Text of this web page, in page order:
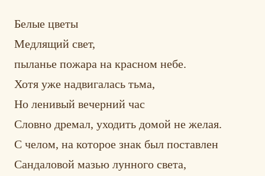
Белые цветы
Медлящий свет,
пыланье пожара на красном небе.
Хотя уже надвигалась тьма,
Но ленивый вечерний час
Словно дремал, уходить домой не желая.
С челом, на которое знак был поставлен
Сандаловой мазью лунного света,